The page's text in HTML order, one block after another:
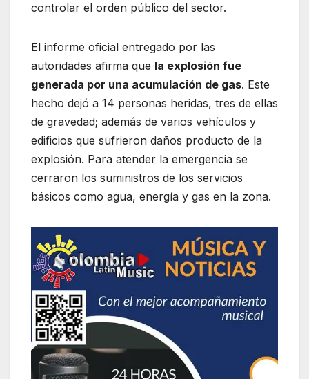
controlar el orden público del sector.
El informe oficial entregado por las
autoridades afirma que la explosión fue
generada por una acumulación de gas. Este
hecho dejó a 14 personas heridas, tres de ellas
de gravedad; además de varios vehículos y
edificios que sufrieron daños producto de la
explosión. Para atender la emergencia se
cerraron los suministros de los servicios
básicos como agua, energía y gas en la zona.